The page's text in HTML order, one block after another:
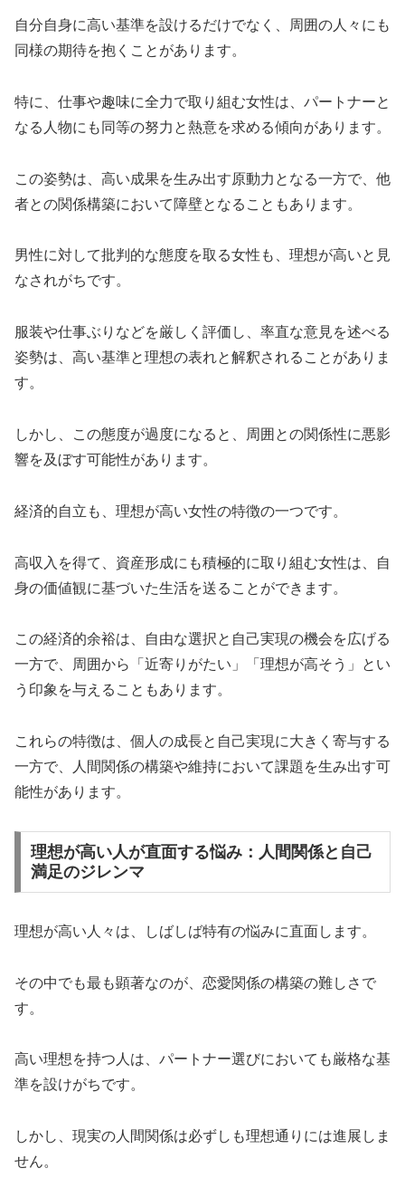
自分自身に高い基準を設けるだけでなく、周囲の人々にも
同様の期待を抱くことがあります。
特に、仕事や趣味に全力で取り組む女性は、パートナーと
なる人物にも同等の努力と熱意を求める傾向があります。
この姿勢は、高い成果を生み出す原動力となる一方で、他
者との関係構築において障壁となることもあります。
男性に対して批判的な態度を取る女性も、理想が高いと見
なされがちです。
服装や仕事ぶりなどを厳しく評価し、率直な意見を述べる
姿勢は、高い基準と理想の表れと解釈されることがありま
す。
しかし、この態度が過度になると、周囲との関係性に悪影
響を及ぼす可能性があります。
経済的自立も、理想が高い女性の特徴の一つです。
高収入を得て、資産形成にも積極的に取り組む女性は、自
身の価値観に基づいた生活を送ることができます。
この経済的余裕は、自由な選択と自己実現の機会を広げる
一方で、周囲から「近寄りがたい」「理想が高そう」とい
う印象を与えることもあります。
これらの特徴は、個人の成長と自己実現に大きく寄与する
一方で、人間関係の構築や維持において課題を生み出す可
能性があります。
理想が高い人が直面する悩み：人間関係と自己
満足のジレンマ
理想が高い人々は、しばしば特有の悩みに直面します。
その中でも最も顕著なのが、恋愛関係の構築の難しさで
す。
高い理想を持つ人は、パートナー選びにおいても厳格な基
準を設けがちです。
しかし、現実の人間関係は必ずしも理想通りには進展しま
せん。